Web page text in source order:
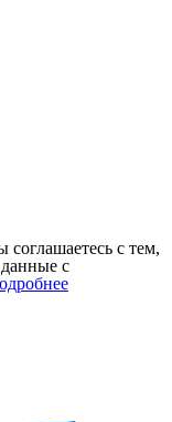
с тем,
с